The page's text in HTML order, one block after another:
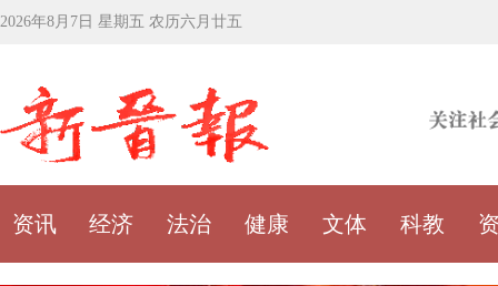
2026年8月7日 星期五 农历六月廿五
资讯 经济 法治 健康 文体 科教